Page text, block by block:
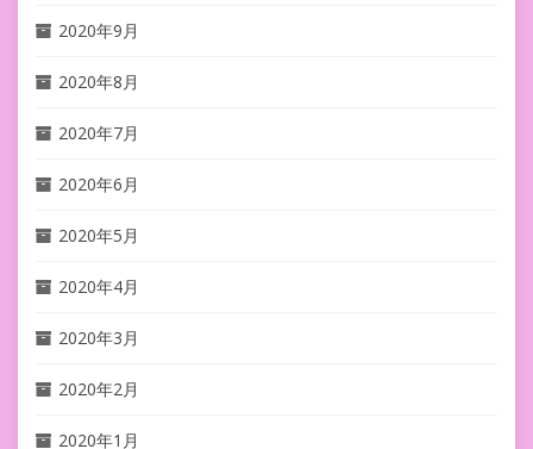
2020年9月
2020年8月
2020年7月
2020年6月
2020年5月
2020年4月
2020年3月
2020年2月
2020年1月